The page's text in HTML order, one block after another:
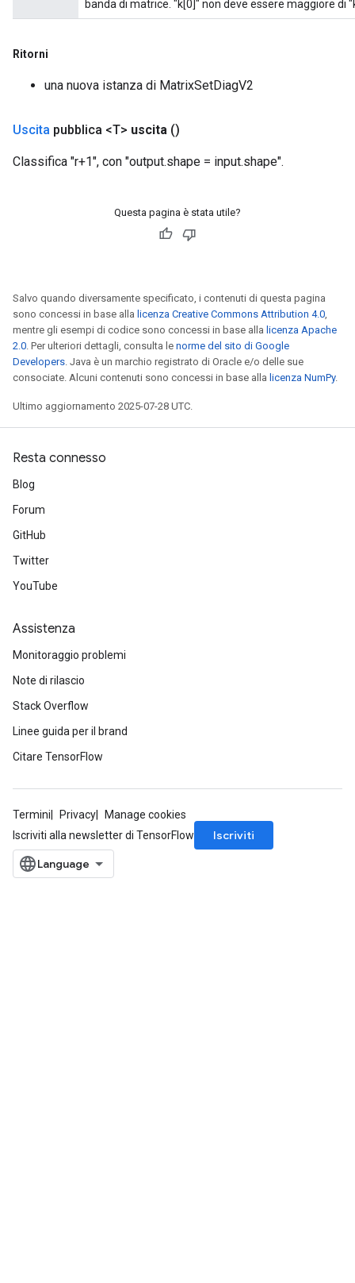
banda di matrice. "k[0]" non deve essere maggiore di
Ritorni
una nuova istanza di MatrixSetDiagV2
Uscita pubblica <T> uscita ()
Classifica "r+1", con "output.shape = input.shape".
Questa pagina è stata utile?
Salvo quando diversamente specificato, i contenuti di questa pagina
sono concessi in base alla licenza Creative Commons Attribution 4.0,
mentre gli esempi di codice sono concessi in base alla licenza Apache
2.0. Per ulteriori dettagli, consulta le norme del sito di Google
Developers. Java è un marchio registrato di Oracle e/o delle sue
consociate. Alcuni contenuti sono concessi in base alla licenza NumPy.
Ultimo aggiornamento 2025-07-28 UTC.
Resta connesso
Blog
Forum
GitHub
Twitter
YouTube
Assistenza
Monitoraggio problemi
Note di rilascio
Stack Overflow
Linee guida per il brand
Citare TensorFlow
Termini Privacy
Manage cookies
Iscriviti alla newsletter di TensorFlow
Iscriviti